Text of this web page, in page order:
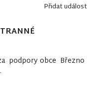
Přidat událost
podpory obce Březno